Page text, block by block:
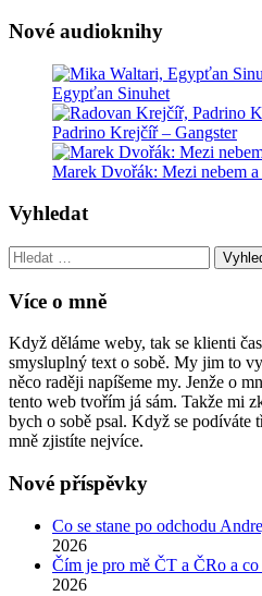
Nové audioknihy
Egypťan Sinuhet
Padrino Krejčíř – Gangster
Marek Dvořák: Mezi nebem a
Vyhledat
Vyhledat:
Více o mně
Když děláme weby, tak se klienti
smysluplný text o sobě. My jim to
něco raději napíšeme my. Jenže o
tento web tvořím já sám. Takže mi
bych o sobě psal. Když se podíváte
mně zjistíte nejvíce.
Nové příspěvky
Co se stane po odchodu
2026
Čím je pro mě ČT a ČRo a
2026